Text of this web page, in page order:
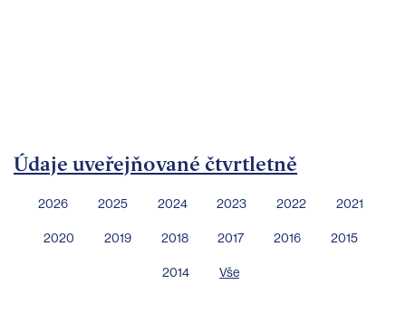
Údaje uveřejňované čtvrtletně
2026 2025 2024 2023 2022 2021
2020 2019 2018 2017 2016 2015
2014 Vše